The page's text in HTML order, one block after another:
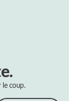
le coup.